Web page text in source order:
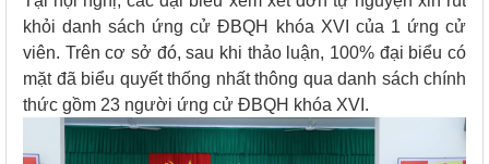
khỏi danh sách ứng cử ĐBQH khóa XVI của 1 ứng cử
viên. Trên cơ sở đó, sau khi thảo luận, 100% đại biểu có
mặt đã biểu quyết thống nhất thông qua danh sách chính
thức gồm 23 người ứng cử ĐBQH khóa XVI.